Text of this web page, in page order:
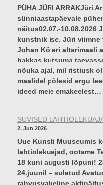
PÜHA JÜRI ARRAKJüri
sünniaastapäevale
näitus02.07.-10.08.2026
kunstnik ise. Jüri viimne
Johan Köleri altarimaali
hakkas kutsuma
nõuka ajal, mil ristiusk
maalidel põlesid ergu
ideed meie emakeelest…
SUVISED
2. Jun 2026
Uue Kunsti Muuseumis
lahtiolekuajad, ootame
18 kuni augusti lõpuni!
24.juunil – suletud
rahvusvaheline